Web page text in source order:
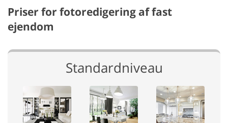
Priser for fotoredigering af fast
ejendom
Standardniveau